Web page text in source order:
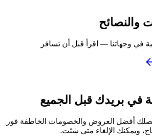
والنصائح
في وجهاتنا — اقرأ قبل أن تسافر
بريدك قبل الجميع
أفضل العروض والخصومات الخاطفة فور
ويمكنك الإلغاء متى شئت.